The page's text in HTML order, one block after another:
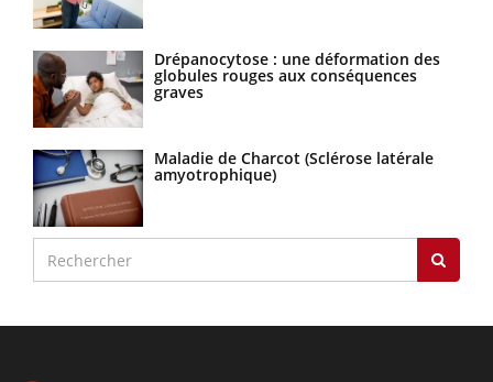
Drépanocytose : une déformation des
globules rouges aux conséquences
graves
Maladie de Charcot (Sclérose latérale
amyotrophique)